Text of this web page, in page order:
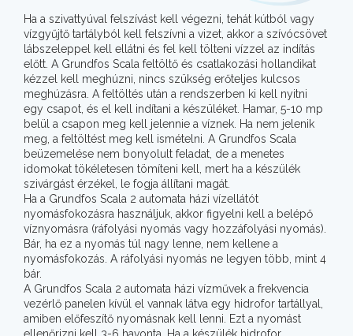
Ha a szivattyúval felszívást kell végezni, tehát kútból vagy
vízgyűjtő tartályból kell felszívni a vizet, akkor a szívócsövet
lábszeleppel kell ellátni és fel kell tölteni vízzel az indítás
előtt. A Grundfos Scala feltöltő és csatlakozási hollandikat
kézzel kell meghúzni, nincs szükség erőteljes kulcsos
meghúzásra. A feltöltés után a rendszerben ki kell nyitni
egy csapot, és el kell indítani a készüléket. Hamar, 5-10 mp
belül a csapon meg kell jelennie a víznek. Ha nem jelenik
meg, a feltöltést meg kell ismételni. A Grundfos Scala
beüzemelése nem bonyolult feladat, de a menetes
idomokat tökéletesen tömíteni kell, mert ha a készülék
szivárgást érzékel, le fogja állítani magát.
Ha a Grundfos Scala 2 automata házi vízellátót
nyomásfokozásra használjuk, akkor figyelni kell a belépő
víznyomásra (ráfolyási nyomás vagy hozzáfolyási nyomás).
Bár, ha ez a nyomás túl nagy lenne, nem kellene a
nyomásfokozás. A ráfolyási nyomás ne legyen több, mint 4
bár.
A Grundfos Scala 2 automata házi vízművek a frekvencia
vezérlő panelen kívül el vannak látva egy hidrofor tartállyal,
amiben előfeszítő nyomásnak kell lenni. Ezt a nyomást